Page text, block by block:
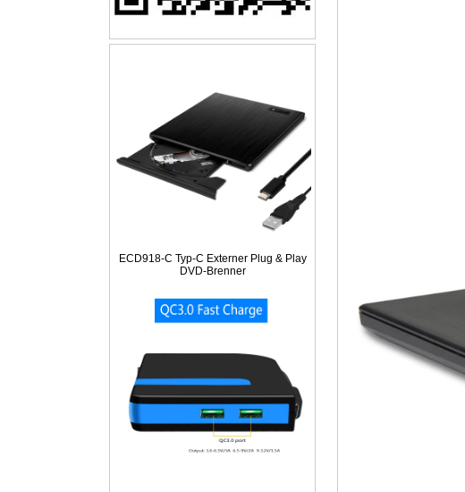
ECD918-C Typ-C Externer Plug & Play
DVD-Brenner